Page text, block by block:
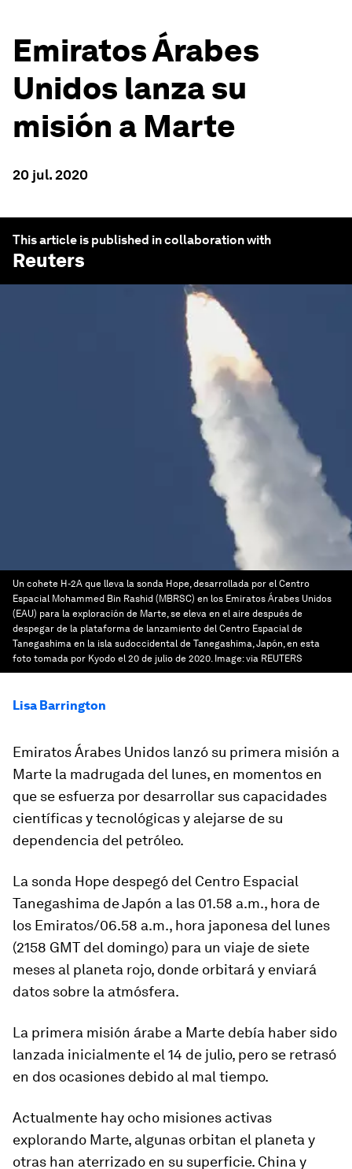
Emiratos Árabes
Unidos lanza su
misión a Marte
20 jul. 2020
This article is published in collaboration with
Reuters
Un cohete H-2A que lleva la sonda Hope, desarrollada por el Centro
Espacial Mohammed Bin Rashid (MBRSC) en los Emiratos Árabes Unidos
(EAU) para la exploración de Marte, se eleva en el aire después de
despegar de la plataforma de lanzamiento del Centro Espacial de
Tanegashima en la isla sudoccidental de Tanegashima, Japón, en esta
foto tomada por Kyodo el 20 de julio de 2020. Image:via REUTERS
Lisa Barrington
Emiratos Árabes Unidos lanzó su primera misión a
Marte la madrugada del lunes, en momentos en
que se esfuerza por desarrollar sus capacidades
científicas y tecnológicas y alejarse de su
dependencia del petróleo.
La sonda Hope despegó del Centro Espacial
Tanegashima de Japón a las 01.58 a.m., hora de
los Emiratos/06.58 a.m., hora japonesa del lunes
(2158 GMT del domingo) para un viaje de siete
meses al planeta rojo, donde orbitará y enviará
datos sobre la atmósfera.
La primera misión árabe a Marte debía haber sido
lanzada inicialmente el 14 de julio, pero se retrasó
en dos ocasiones debido al mal tiempo.
Actualmente hay ocho misiones activas
explorando Marte, algunas orbitan el planeta y
otras han aterrizado en su superficie. China y